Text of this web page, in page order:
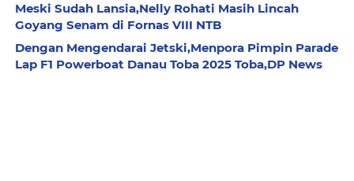
Meski Sudah Lansia,Nelly Rohati Masih Lincah
Goyang Senam di Fornas VIII NTB
Dengan Mengendarai Jetski,Menpora Pimpin Parade
Lap F1 Powerboat Danau Toba 2025 Toba,DP News